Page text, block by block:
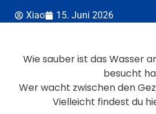
Xiao 15. Juni 2026
Wie sauber ist das Wasser
besucht
Wer wacht zwischen den
Vielleicht findest du